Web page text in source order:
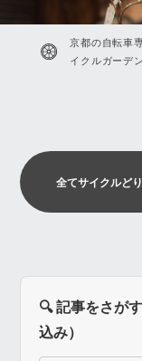
京都の自転車
イクルガーデン
全てサイクルど